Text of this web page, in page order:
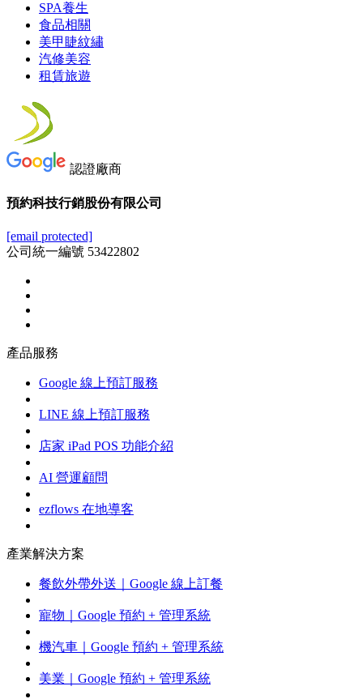
SPA養生
食品相關
美甲睫紋繡
汽修美容
租賃旅遊
認證廠商
預約科技行銷股份有限公司
[email protected]
公司統一編號 53422802
產品服務
Google 線上預訂服務
LINE 線上預訂服務
店家 iPad POS 功能介紹
AI 營運顧問
ezflows 在地導客
產業解決方案
餐飲外帶外送｜Google 線上訂餐
寵物｜Google 預約 + 管理系統
機汽車｜Google 預約 + 管理系統
美業｜Google 預約 + 管理系統